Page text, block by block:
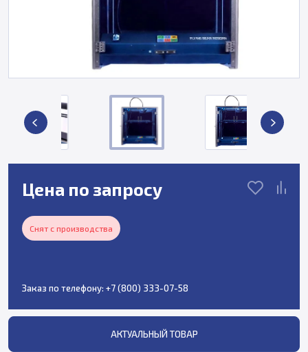
Цена по запросу
Снят с производства
Заказ по телефону: +7 (800) 333-07-58
АКТУАЛЬНЫЙ ТОВАР